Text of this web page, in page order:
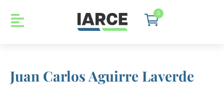
0
Juan Carlos Aguirre Laverde